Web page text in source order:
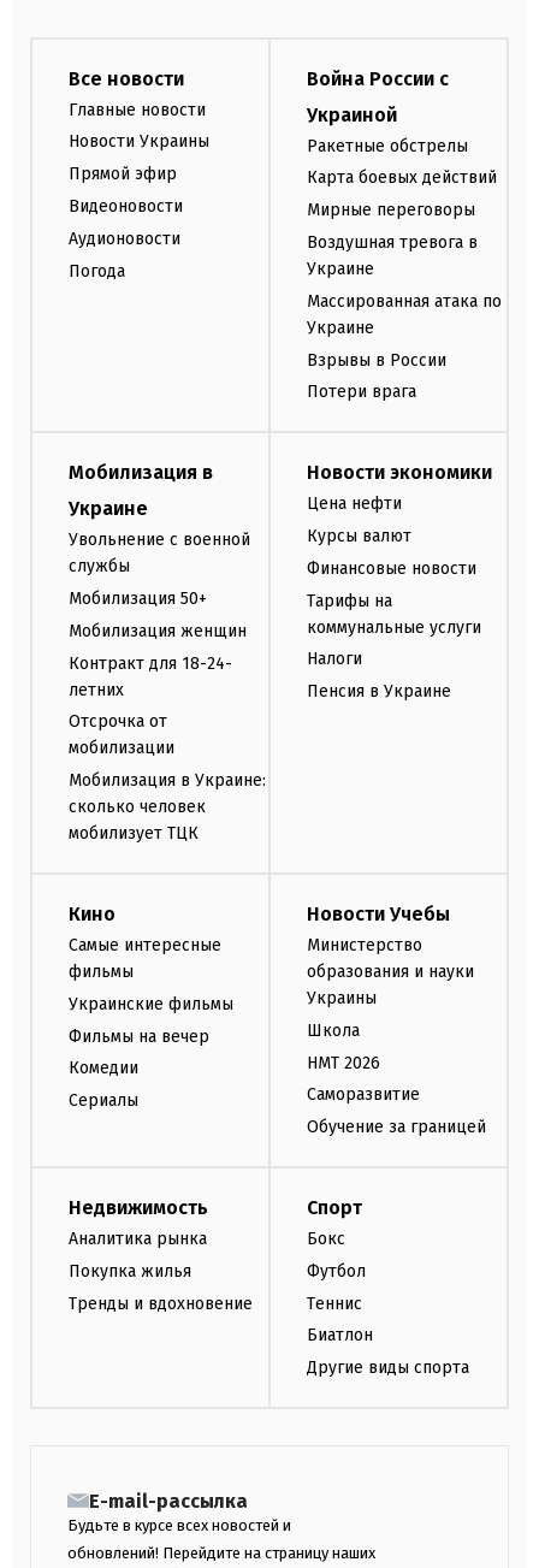
Все новости
Главные новости
Новости Украины
Прямой эфир
Видеоновости
Аудионовости
Погода
Война России с
Украиной
Ракетные обстрелы
Карта боевых действий
Мирные переговоры
Воздушная тревога в
Украине
Массированная атака по
Украине
Взрывы в России
Потери врага
Мобилизация в
Украине
Увольнение с военной
службы
Мобилизация 50+
Мобилизация женщин
Контракт для 18-24-
летних
Отсрочка от
мобилизации
Мобилизация в Украине:
сколько человек
мобилизует ТЦК
Новости экономики
Цена нефти
Курсы валют
Финансовые новости
Тарифы на
коммунальные услуги
Налоги
Пенсия в Украине
Кино
Самые интересные
фильмы
Украинские фильмы
Фильмы на вечер
Комедии
Сериалы
Новости Учебы
Министерство
образования и науки
Украины
Школа
НМТ 2026
Саморазвитие
Обучение за границей
Недвижимость
Аналитика рынка
Покупка жилья
Тренды и вдохновение
Спорт
Бокс
Футбол
Теннис
Биатлон
Другие виды спорта
E-mail-рассылка
Будьте в курсе всех новостей и
обновлений! Перейдите на страницу наших